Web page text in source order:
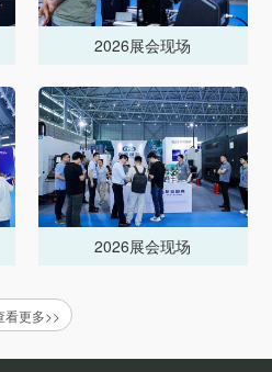
2026展会现场
2026展会现场
看更多>>